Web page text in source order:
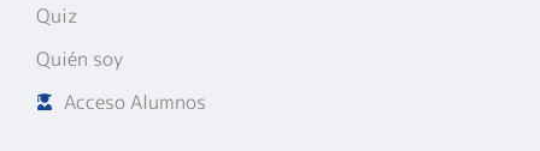
Quiz
Quién soy
Acceso Alumnos